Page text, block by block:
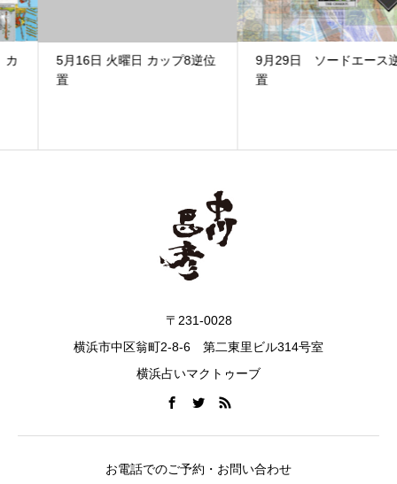
5月16日 火曜日 カップ8逆位
9月29日 ソードエース逆位
〒231-0028
横浜市中区翁町2-8-6 第二東里ビル314号室
横浜占いマクトゥーブ
お電話でのご予約・お問い合わせ